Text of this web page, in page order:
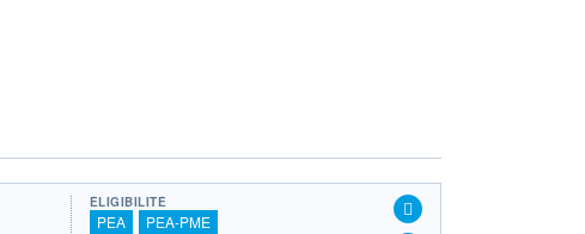
ÉLIGIBILITÉ
PEA
PEA-PME